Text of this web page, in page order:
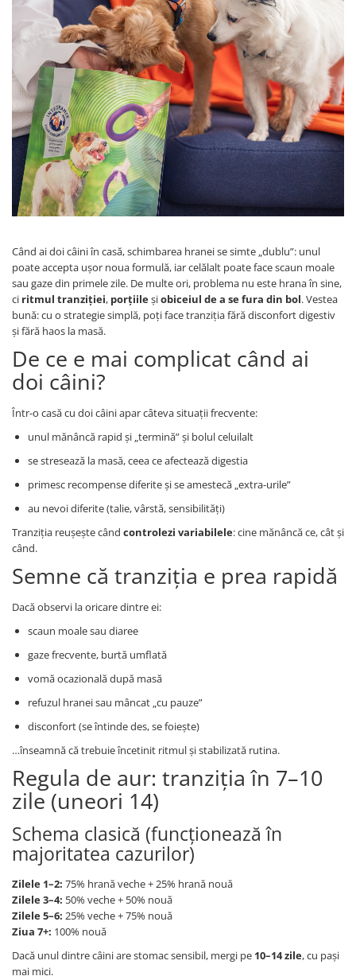
Când ai doi câini în casă, schimbarea hranei se simte „dublu”: unul
poate accepta ușor noua formulă, iar celălalt poate face scaun moale
sau gaze din primele zile. De multe ori, problema nu este hrana în sine,
ci ritmul tranziției, porțiileșiobiceiul de a se fura din bol. Vestea
bună: cu o strategie simplă, poți face tranziția fără disconfort digestiv
și fără haos la masă.
De ce e mai complicat când ai
doi câini?
Într-o casă cu doi câini apar câteva situații frecvente:
unul mănâncă rapid și „termină” și bolul celuilalt
se stresează la masă, ceea ce afectează digestia
primesc recompense diferite și se amestecă „extra-urile”
au nevoi diferite (talie, vârstă, sensibilități)
Tranziția reușește când controlezi variabilele: cine mănâncă ce, cât și
când.
Semne că tranziția e prea rapidă
Dacă observi la oricare dintre ei:
scaun moale sau diaree
gaze frecvente, burtă umflată
vomă ocazională după masă
refuzul hranei sau mâncat „cu pauze”
disconfort (se întinde des, se foiește)
…înseamnă că trebuie încetinit ritmul și stabilizată rutina.
Regula de aur: tranziția în 7–10
zile (uneori 14)
Schema clasică (funcționează în
majoritatea cazurilor)
Zilele 1–2: 75% hrană veche + 25% hrană nouă
Zilele 3–4: 50% veche + 50% nouă
Zilele 5–6: 25% veche + 75% nouă
Ziua 7+: 100% nouă
Dacă unul dintre câini are stomac sensibil, mergi pe 10–14 zile, cu pași
mai mici.